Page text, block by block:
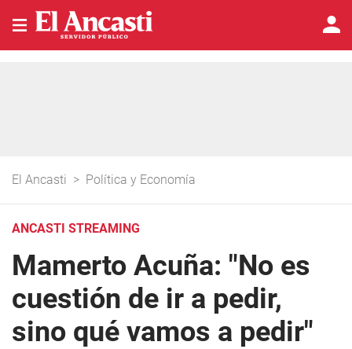
El Ancasti > Política y Economía
ANCASTI STREAMING
Mamerto Acuña: "No es
cuestión de ir a pedir,
sino qué vamos a pedir"